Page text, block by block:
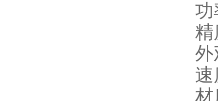
功
精
外
材